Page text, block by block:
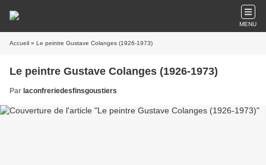
MENU
Accueil » Le peintre Gustave Colanges (1926-1973)
Le peintre Gustave Colanges (1926-1973)
Par laconfreriedesfinsgoustiers